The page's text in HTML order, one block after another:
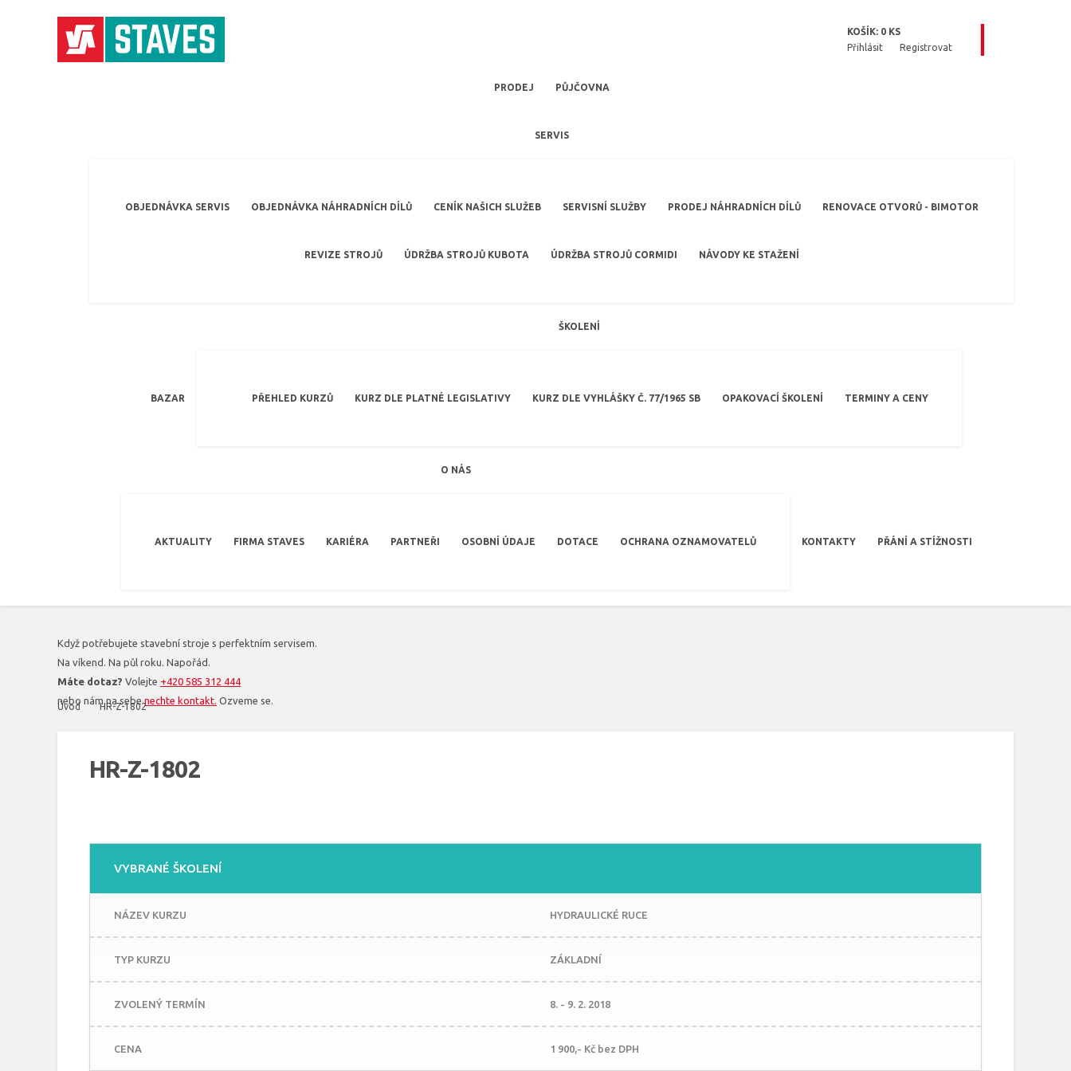
KOŠÍK: 0 KS
Přihlásit
Registrovat
PRODEJ PŮJČOVNA
SERVIS
OBJEDNÁVKA SERVIS OBJEDNÁVKA NÁHRADNÍCH DÍLŮ CENÍK NAŠICH SLUŽEB SERVISNÍ SLUŽBY PRODEJ NÁHRADNÍCH DÍLŮ RENOVACE OTVORŮ - BIMOTOR
REVIZE STROJŮ ÚDRŽBA STROJŮ KUBOTA ÚDRŽBA STROJŮ CORMIDI NÁVODY KE STAŽENÍ
BAZAR
ŠKOLENÍ
PŘEHLED KURZŮ KURZ DLE PLATNÉ LEGISLATIVY KURZ DLE VYHLÁŠKY Č. 77/1965 SB OPAKOVACÍ ŠKOLENÍ TERMINY A CENY
O NÁS
AKTUALITY FIRMA STAVES KARIÉRA PARTNEŘI OSOBNÍ ÚDAJE DOTACE OCHRANA OZNAMOVATELŮ KONTAKTY PŘÁNÍ A STÍŽNOSTI
Když potřebujete stavební stroje s perfektním servisem.
Na víkend. Na půl roku. Napořád.
Máte dotaz? Volejte +420 585 312 444
nebo nám na sebenechte kontakt. Ozveme se.
Úvod HR-Z-1802
HR-Z-1802
VYBRANÉ ŠKOLENÍ
NÁZEV KURZU HYDRAULICKÉ RUCE
TYP KURZU ZÁKLADNÍ
ZVOLENÝ TERMÍN 8. - 9. 2. 2018
CENA 1 900,- Kč bez DPH